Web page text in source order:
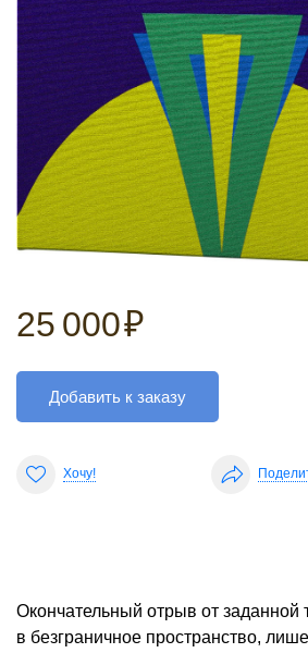
25 000₽
Добавить к заказу
Хочу!
Окончательный отрыв от заданной
в безграничное пространство,